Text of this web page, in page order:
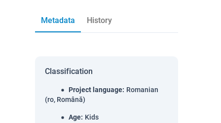
Metadata History
Classification
Project language: Romanian
(ro, Română)
Age: Kids